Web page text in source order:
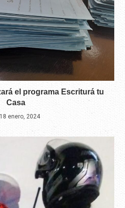
el programa Escriturá tu
Casa
18 enero, 2024